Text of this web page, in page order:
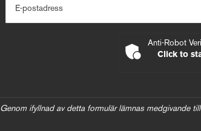
E-postadress
Anti-Robot
Click to
Genom ifyllnad av detta formulär lämnas medgivande